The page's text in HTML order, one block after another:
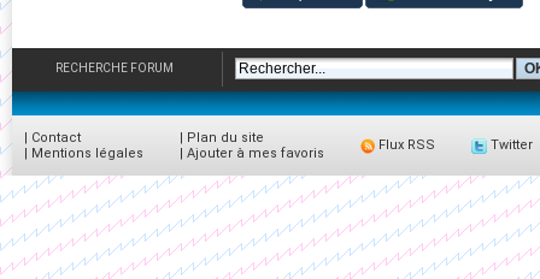
RECHERCHE FORUM
| Contact
| Mentions légales
| Plan du site
| Ajouter à mes favoris
Flux RSS Twitter